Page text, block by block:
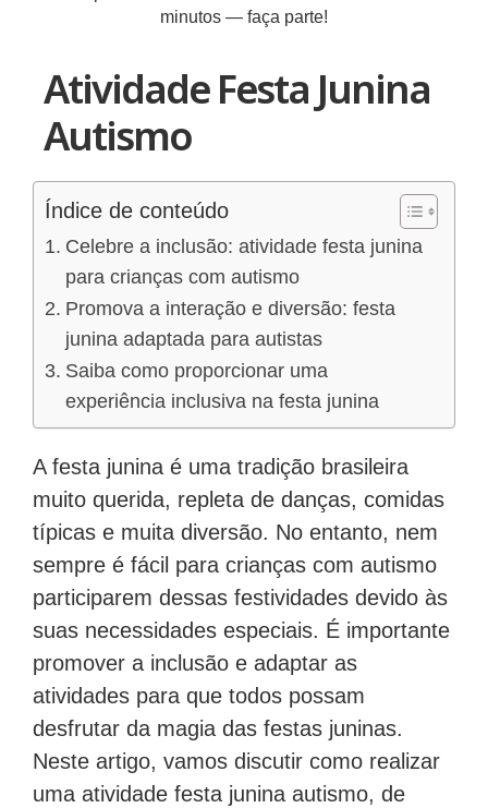
minutos — faça parte!
Atividade Festa Junina
Autismo
Índice de conteúdo
Celebre a inclusão: atividade festa junina
para crianças com autismo
Promova a interação e diversão: festa
junina adaptada para autistas
Saiba como proporcionar uma
experiência inclusiva na festa junina
A festa junina é uma tradição brasileira
muito querida, repleta de danças, comidas
típicas e muita diversão. No entanto, nem
sempre é fácil para crianças com autismo
participarem dessas festividades devido às
suas necessidades especiais. É importante
promover a inclusão e adaptar as
atividades para que todos possam
desfrutar da magia das festas juninas.
Neste artigo, vamos discutir como realizar
uma atividade festa junina autismo, de